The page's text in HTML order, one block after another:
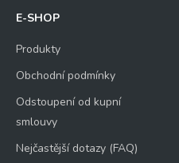
E-SHOP
Produkty
Obchodní podmínky
Odstoupení od kupní
smlouvy
Nejčastější dotazy (FAQ)